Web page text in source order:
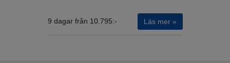
9 dagar från 10.795:- Läs mer »